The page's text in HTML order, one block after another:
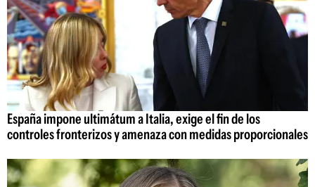
España impone ultimátum a Italia, exige el fin de los
controles fronterizos y amenaza con medidas proporcionales